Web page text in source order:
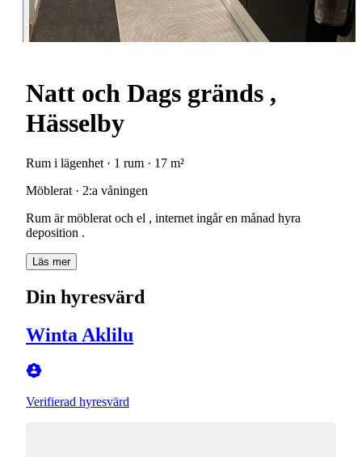
Natt och Dags gränds ,
Hässelby
Rum i lägenhet · 1 rum · 17 m²
Möblerat · 2:a våningen
Rum är möblerat och el , internet ingår en månad hyra
deposition .
Läs mer
Din hyresvärd
Winta Aklilu
Verifierad hyresvärd